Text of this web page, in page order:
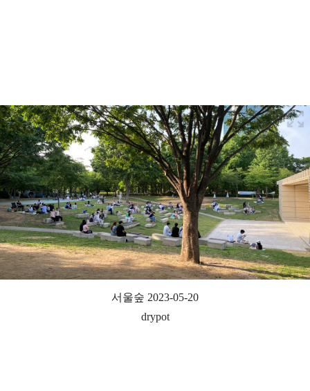
서울숲 2023-05-20
drypot